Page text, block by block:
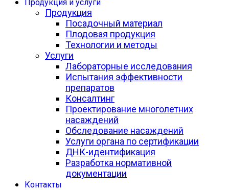
Продукция и услуги
Продукция
Посадочный материал
Плодовая продукция
Технологии и методы
Услуги
Лабораторные исследования
Испытания эффективности
препаратов
Консалтинг
Проектирование многолетних
насаждений
Обследование насаждений
Услуги органа по сертификации
ДНК-идентификация
Разработка нормативной
документации
Контакты